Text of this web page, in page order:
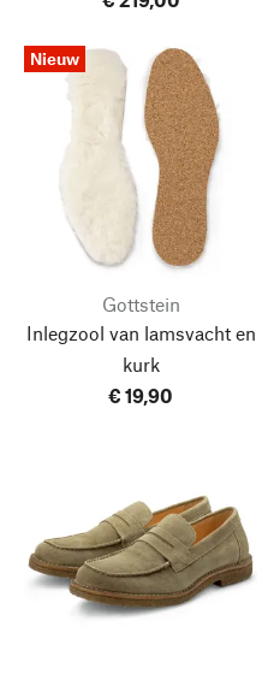
Nieuw
Gottstein
Inlegzool van lamsvacht en
kurk
€ 19,90